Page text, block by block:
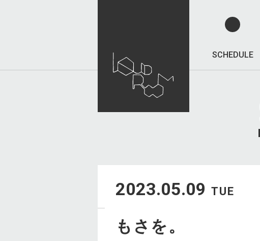
SCHEDULE
2023.05.09 TUE
もさを。